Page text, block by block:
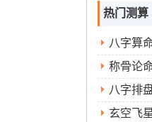
热门测算
八字算
称骨论
八字排
玄空飞